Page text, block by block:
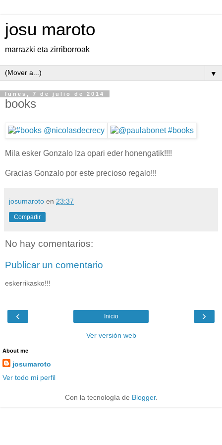
josu maroto
marrazki eta zirriborroak
▼
lunes, 7 de julio de 2014
books
Mila esker Gonzalo Iza opari eder honengatik!!!!
Gracias Gonzalo por este precioso regalo!!!
josumaroto en 23:37
Compartir
No hay comentarios:
Publicar un comentario
eskerrikasko!!!
‹ ›
Inicio
Ver versión web
About me
josumaroto
Ver todo mi perfil
Con la tecnología de Blogger.